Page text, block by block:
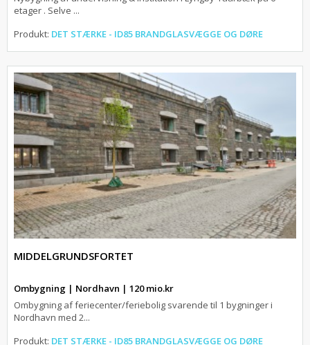
etager . Selve ...
Produkt: DET STÆRKE - ID85 BRANDGLASVÆGGE OG DØRE
MIDDELGRUNDSFORTET
Ombygning | Nordhavn | 120 mio.kr
Ombygning af feriecenter/feriebolig svarende til 1 bygninger i
Nordhavn med 2...
Produkt: DET STÆRKE - ID85 BRANDGLASVÆGGE OG DØRE